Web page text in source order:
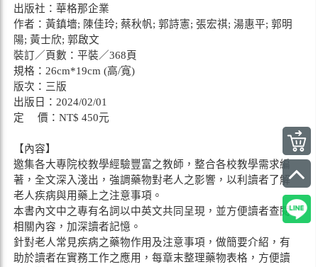
出版社：華格那企業
作者：黃鎮墻; 陳佳玲; 蔡秋帆; 郭詩憲; 張宏祺; 湯惠平; 郭明
陽; 黃士欣; 郭啟文
裝訂／頁數：平裝／368頁
規格：26cm*19cm (高/寬)
版次：三版
出版日：2024/02/01
定 價：NT$ 450元
【內容】
邀集各大專院校教學經驗豐富之教師，整合各校教學需求編
著，全文深入淺出，強調藥物對老人之影響，以利讀者了解
老人疾病與用藥上之注意事項。
本書內文中之專有名詞以中英文共同呈現，並方便讀者查閱
相關內容，加深讀者記憶。
針對老人常見疾病之藥物作用及注意事項，做簡要介紹，有
助於讀者在實務工作之應用，每章末整理藥物表格，方便讀